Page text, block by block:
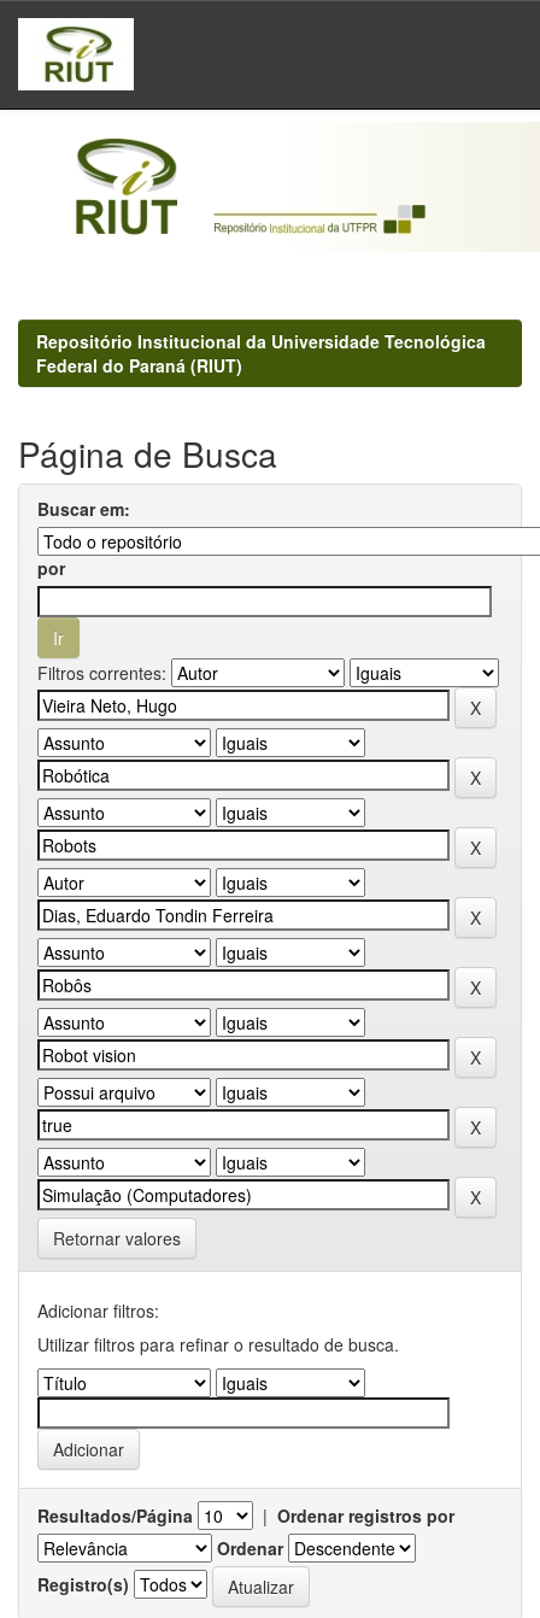
Skip
navigation
Repositório Institucional da Universidade Tecnológica
Federal do Paraná (RIUT)
Página de Busca
Buscar em:
por
Filtros correntes:
Retornar valores
Adicionar filtros:
Utilizar filtros para refinar o resultado de busca.
Resultados/Página | Ordenar registros por
Ordenar
Registro(s)